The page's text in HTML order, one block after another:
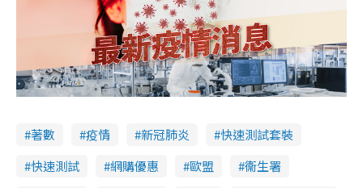
著數 疫情 新冠肺炎
快速測試套裝
快速測試
網購優惠 歐盟
衞生署